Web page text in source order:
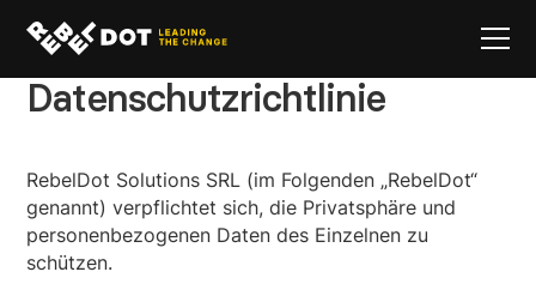
Datenschutzrichtlinie
RebelDot Solutions SRL (im Folgenden „RebelDot“
genannt) verpflichtet sich, die Privatsphäre und
personenbezogenen Daten des Einzelnen zu
schützen.